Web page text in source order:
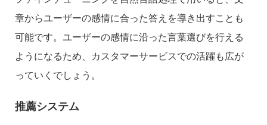
章からユーザーの感情に合った答えを導き出すことも
可能です。ユーザーの感情に沿った言葉選びを行える
ようになるため、カスタマーサービスでの活躍も広が
っていくでしょう。
推薦システム